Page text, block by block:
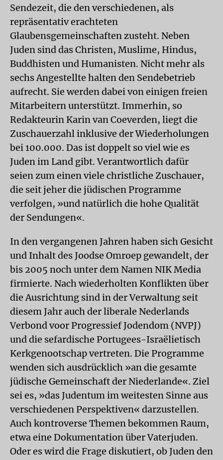
Sendezeit, die den verschiedenen, als
repräsentativ erachteten
Glaubensgemeinschaften zusteht. Neben
Juden sind das Christen, Muslime, Hindus,
Buddhisten und Humanisten. Nicht mehr als
sechs Angestellte halten den Sendebetrieb
aufrecht. Sie werden dabei von einigen freien
Mitarbeitern unterstützt. Immerhin, so
Redakteurin Karin van Coeverden, liegt die
Zuschauerzahl inklusive der Wiederholungen
bei 100.000. Das ist doppelt so viel wie es
Juden im Land gibt. Verantwortlich dafür
seien zum einen viele christliche Zuschauer,
die seit jeher die jüdischen Programme
verfolgen, »und natürlich die hohe Qualität
der Sendungen«.
In den vergangenen Jahren haben sich Gesicht
und Inhalt des Joodse Omroep gewandelt, der
bis 2005 noch unter dem Namen NIK Media
firmierte. Nach wiederholten Konflikten über
die Ausrichtung sind in der Verwaltung seit
diesem Jahr auch der liberale Nederlands
Verbond voor Progressief Jodendom (NVPJ)
und die sefardische Portugees-Israëlietisch
Kerkgenootschap vertreten. Die Programme
wenden sich ausdrücklich »an die gesamte
jüdische Gemeinschaft der Niederlande«. Ziel
sei es, »das Judentum im weitesten Sinne aus
verschiedenen Perspektiven« darzustellen.
Auch kontroverse Themen bekommen Raum,
etwa eine Dokumentation über Vaterjuden.
Oder es wird die Frage diskutiert, ob Juden den